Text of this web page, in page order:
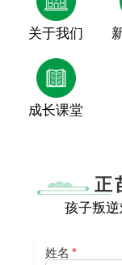
关于我们
成长课堂
正
孩子叛
姓名 *